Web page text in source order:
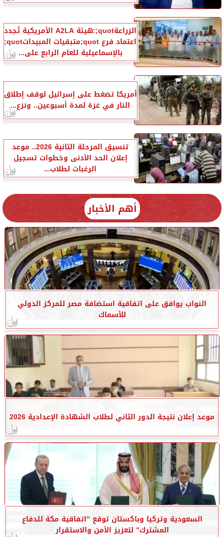
الزراعةquot;:هيئة A2LA الأمريكية تُجدد
اعتماد فرع quot;متبقيات المبيداتquot;
بالإسماعيلية للعام الرابع على...
أمريكا تضغط على إسرائيل لوقف إطلاق
النار في غزة لمدة أسبوعين.. ونزع...
تنسيق المرحلة الثانية 2026.. موعد
إعلان الحد الأدنى وخطوات تسجيل
الرغبات لطلاب...
أهم الأخبار
النواب يوافق على اتفاقية استضافة مصر للمركز الدولي
للأسماك
موعد إعلان نتيجة الدور الثاني لطلاب الشهادة الإعدادية 2026
السعودية وتركيا وباكستان توقع ”اتفاقية مكة للدفاع
المشترك” لتعزيز الأمن والاستقرار